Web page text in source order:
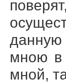
мною в
мной,